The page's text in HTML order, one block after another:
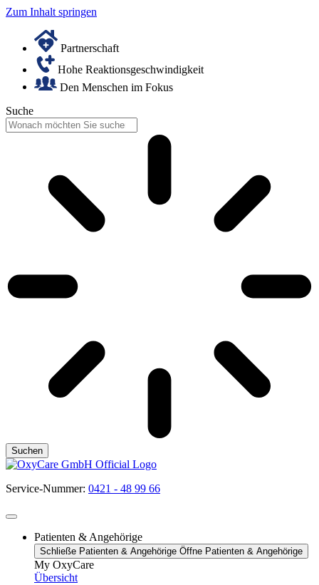
Zum Inhalt springen
Partnerschaft
Hohe Reaktionsgeschwindigkeit
Den Menschen im Fokus
Suche
Suchen
Service-Nummer: 0421 - 48 99 66
Patienten & Angehörige
Schließe Patienten & Angehörige Öffne Patienten & Angehörige
My OxyCare
Übersicht